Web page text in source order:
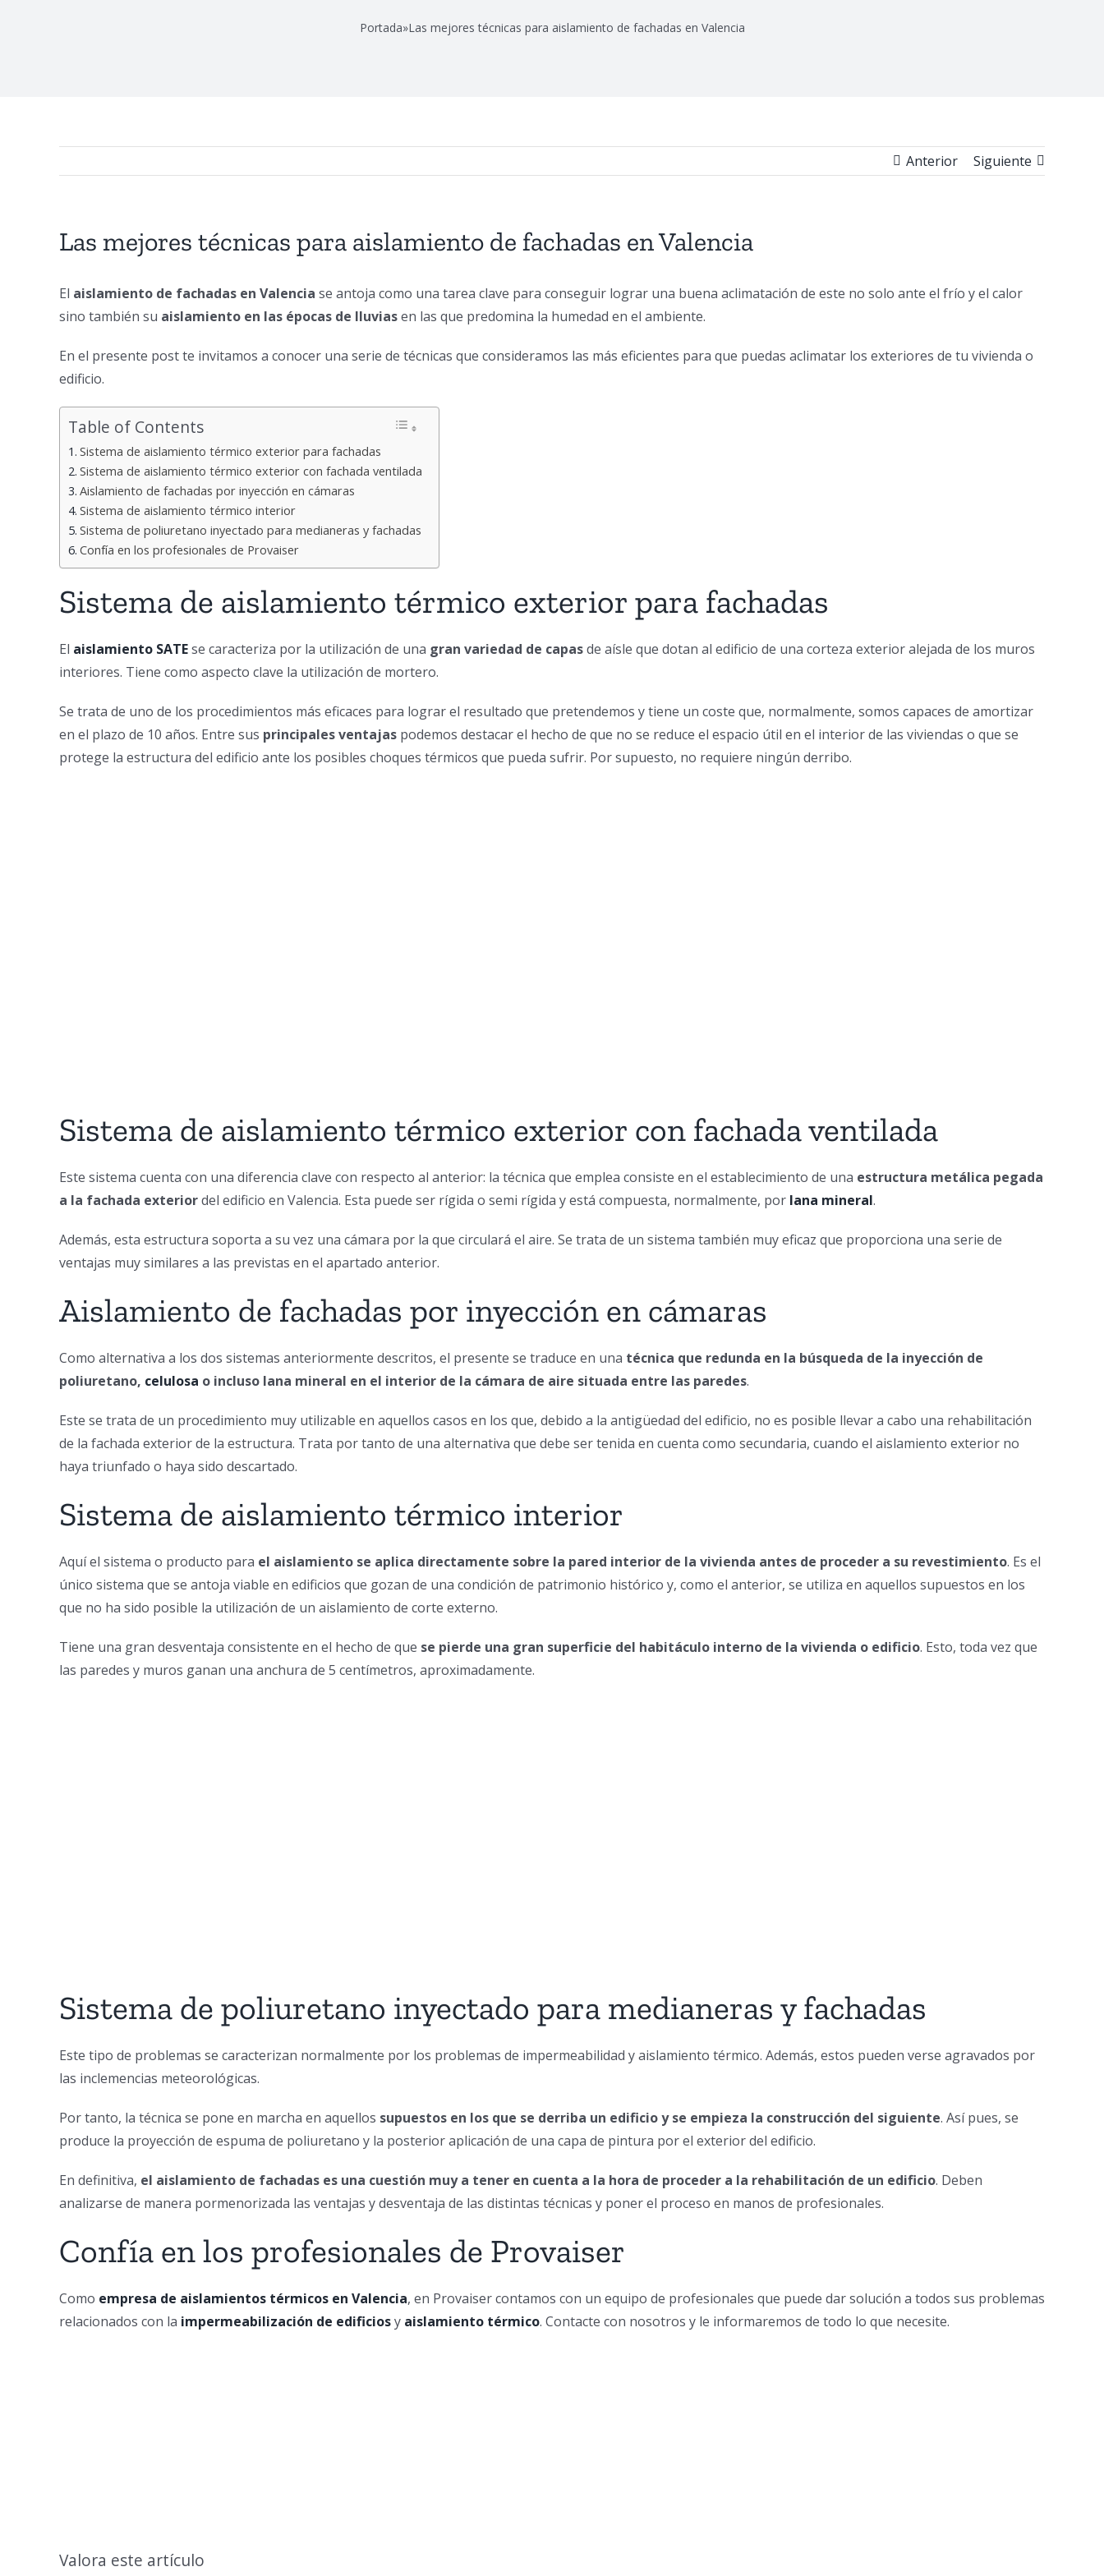
Portada»Las mejores técnicas para aislamiento de fachadas en Valencia
Anterior Siguiente
Las mejores técnicas para aislamiento de fachadas en Valencia
El aislamiento de fachadas en Valencia se antoja como una tarea clave para conseguir lograr una buena aclimatación de este no solo ante el frío y el calor
sino también su aislamiento en las épocas de lluviasen las que predomina la humedad en el ambiente.
En el presente post te invitamos a conocer una serie de técnicas que consideramos las más eficientes para que puedas aclimatar los exteriores de tu vivienda o
edificio.
Table of Contents
Sistema de aislamiento térmico exterior para fachadas
Sistema de aislamiento térmico exterior con fachada ventilada
Aislamiento de fachadas por inyección en cámaras
Sistema de aislamiento térmico interior
Sistema de poliuretano inyectado para medianeras y fachadas
Confía en los profesionales de Provaiser
Sistema de aislamiento térmico exterior para fachadas
El aislamiento SATEse caracteriza por la utilización de una gran variedad de capasde aísle que dotan al edificio de una corteza exterior alejada de los muros
interiores. Tiene como aspecto clave la utilización de mortero.
Se trata de uno de los procedimientos más eficaces para lograr el resultado que pretendemos y tiene un coste que, normalmente, somos capaces de amortizar
en el plazo de 10 años. Entre sus principales ventajas podemos destacar el hecho de que no se reduce el espacio útil en el interior de las viviendas o que se
protege la estructura del edificio ante los posibles choques térmicos que pueda sufrir. Por supuesto, no requiere ningún derribo.
Sistema de aislamiento térmico exterior con fachada ventilada
Este sistema cuenta con una diferencia clave con respecto al anterior: la técnica que emplea consiste en el establecimiento de una estructura metálica pegada
a la fachada exteriordel edificio en Valencia. Esta puede ser rígida o semi rígida y está compuesta, normalmente, por lana mineral.
Además, esta estructura soporta a su vez una cámara por la que circulará el aire. Se trata de un sistema también muy eficaz que proporciona una serie de
ventajas muy similares a las previstas en el apartado anterior.
Aislamiento de fachadas por inyección en cámaras
Como alternativa a los dos sistemas anteriormente descritos, el presente se traduce en una técnica que redunda en la búsqueda de la inyección de
poliuretano, celulosa o incluso lana mineral en el interior de la cámara de aire situada entre las paredes.
Este se trata de un procedimiento muy utilizable en aquellos casos en los que, debido a la antigüedad del edificio, no es posible llevar a cabo una rehabilitación
de la fachada exterior de la estructura. Trata por tanto de una alternativa que debe ser tenida en cuenta como secundaria, cuando el aislamiento exterior no
haya triunfado o haya sido descartado.
Sistema de aislamiento térmico interior
Aquí el sistema o producto para el aislamiento se aplica directamente sobre la pared interior de la vivienda antes de proceder a su revestimiento. Es el
único sistema que se antoja viable en edificios que gozan de una condición de patrimonio histórico y, como el anterior, se utiliza en aquellos supuestos en los
que no ha sido posible la utilización de un aislamiento de corte externo.
Tiene una gran desventaja consistente en el hecho de que se pierde una gran superficie del habitáculo interno de la vivienda o edificio. Esto, toda vez que
las paredes y muros ganan una anchura de 5 centímetros, aproximadamente.
Sistema de poliuretano inyectado para medianeras y fachadas
Este tipo de problemas se caracterizan normalmente por los problemas de impermeabilidad y aislamiento térmico. Además, estos pueden verse agravados por
las inclemencias meteorológicas.
Por tanto, la técnica se pone en marcha en aquellos supuestos en los que se derriba un edificio y se empieza la construcción del siguiente. Así pues, se
produce la proyección de espuma de poliuretano y la posterior aplicación de una capa de pintura por el exterior del edificio.
En definitiva, el aislamiento de fachadas es una cuestión muy a tener en cuenta a la hora de proceder a la rehabilitación de un edificio. Deben
analizarse de manera pormenorizada las ventajas y desventaja de las distintas técnicas y poner el proceso en manos de profesionales.
Confía en los profesionales de Provaiser
Como empresa de aislamientos térmicos en Valencia, en Provaiser contamos con un equipo de profesionales que puede dar solución a todos sus problemas
relacionados con la impermeabilización de edificiosy aislamiento térmico. Contacte con nosotros y le informaremos de todo lo que necesite.
Valora este artículo